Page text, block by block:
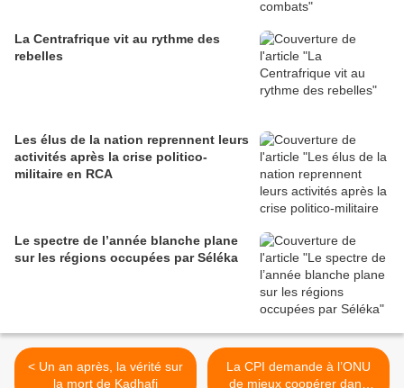
La Centrafrique vit au rythme des
rebelles
Les élus de la nation reprennent leurs
activités après la crise politico-
militaire en RCA
Le spectre de l’année blanche plane
sur les régions occupées par Séléka
< Un an après, la vérité sur
la mort de Kadhafi
La CPI demande à l’ONU
de mieux coopérer dans